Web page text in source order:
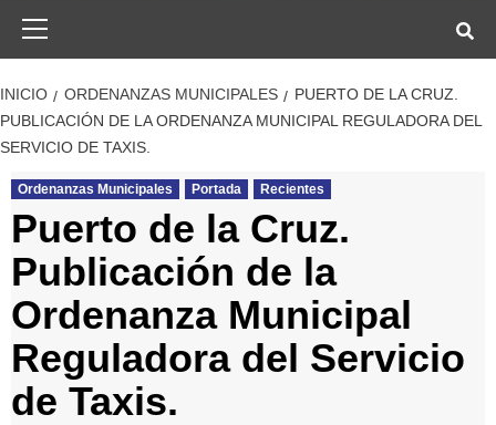
INICIO ORDENANZAS MUNICIPALES
PUERTO DE LA CRUZ.
PUBLICACIÓN DE LA ORDENANZA MUNICIPAL REGULADORA DEL
SERVICIO DE TAXIS.
Ordenanzas Municipales Portada Recientes
Puerto de la Cruz.
Publicación de la
Ordenanza Municipal
Reguladora del Servicio
de Taxis.